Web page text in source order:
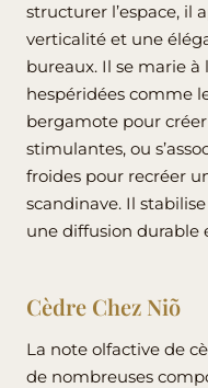
structurer l’espace, il
verticalité et une
bureaux. Il se marie à
hespéridées comme
bergamote pour
stimulantes, ou
froides pour recréer
scandinave. Il
une diffusion durable
Cèdre Chez Niõ
La note olfactive de
de nombreuses